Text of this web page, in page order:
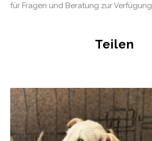
für Fragen und Beratung zur Verfügung.
Teilen